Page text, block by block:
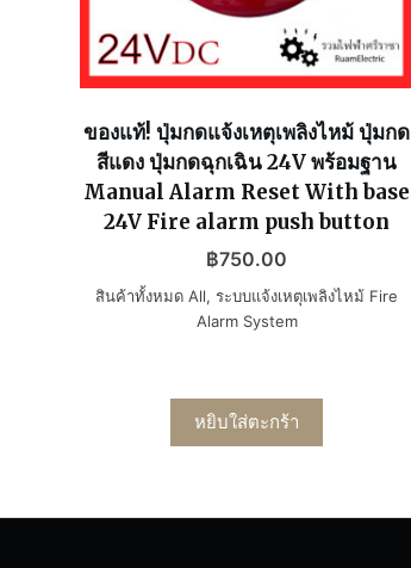
ของแท้! ปุ่มกดแจ้งเหตุเพลิงไหม้ ปุ่มกด
สีแดง ปุ่มกดฉุกเฉิน 24V พร้อมฐาน
Manual Alarm Reset With base
24V Fire alarm push button
฿750.00
สินค้าทั้งหมด All,ระบบแจ้งเหตุเพลิงไหม้ Fire
Alarm System
หยิบใส่ตะกร้า